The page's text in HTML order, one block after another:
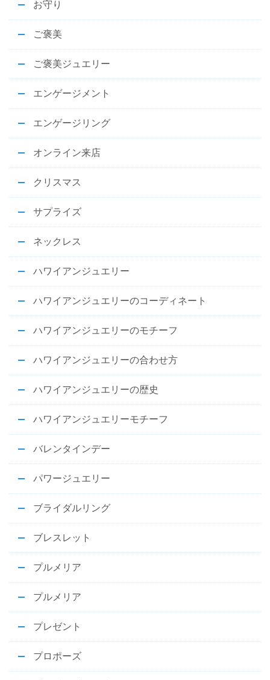
お守り
ご褒美
ご褒美ジュエリー
エンゲージメント
エンゲージリング
オンライン来店
クリスマス
サプライズ
ネックレス
ハワイアンジュエリー
ハワイアンジュエリーのコーディネート
ハワイアンジュエリーのモチーフ
ハワイアンジュエリーの合わせ方
ハワイアンジュエリーの歴史
ハワイアンジュエリーモチーフ
バレンタインデー
パワージュエリー
ブライダルリング
ブレスレット
プルメリア
プルメリア
プレゼント
プロポーズ